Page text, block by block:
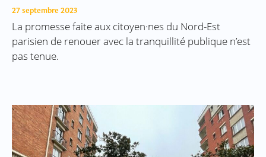
27 septembre 2023
La promesse faite aux citoyen·nes du Nord-Est
parisien de renouer avec la tranquillité publique n’est
pas tenue.